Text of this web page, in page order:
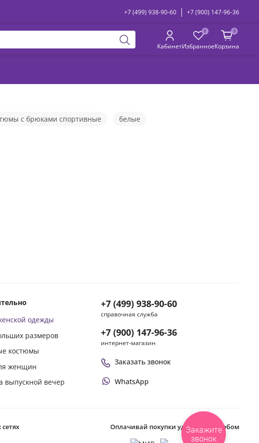
+7 (499) 938-90-60 +7 (900) 147-96-36
Кабинет
0
Избранное
0
Корзина
с брюками спортивные
белые
на молнии
одежды
размеров
костюмы
женщин
выпускной вечер
+7 (499) 938-90-60
справочная служба
+7 (900) 147-96-36
интернет-магазин
Заказать звонок
WhatsApp
Оплачивай покупки удобным способом
Закажите
звонок